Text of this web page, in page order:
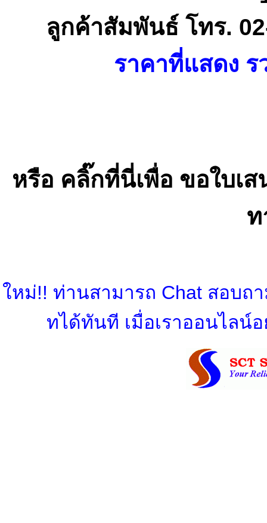
ลูกค้าสัมพันธ์ โทร.
ราคาที่แสดง
หรือ คลิ๊กที่นี่เพื่อ ขอใบเ
ท
ใหม่!! ท่านสามารถ Chat สอบถ
ทได้ทันที เมื่อเราออนไลน์